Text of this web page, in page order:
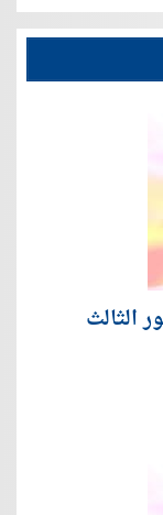
الثالث